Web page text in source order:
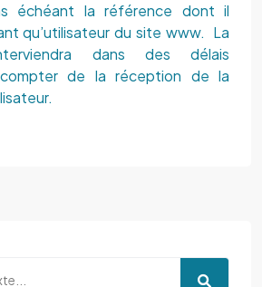
échéant la référence dont il
qu’utilisateur du site www. La
dans des délais
de la réception de la